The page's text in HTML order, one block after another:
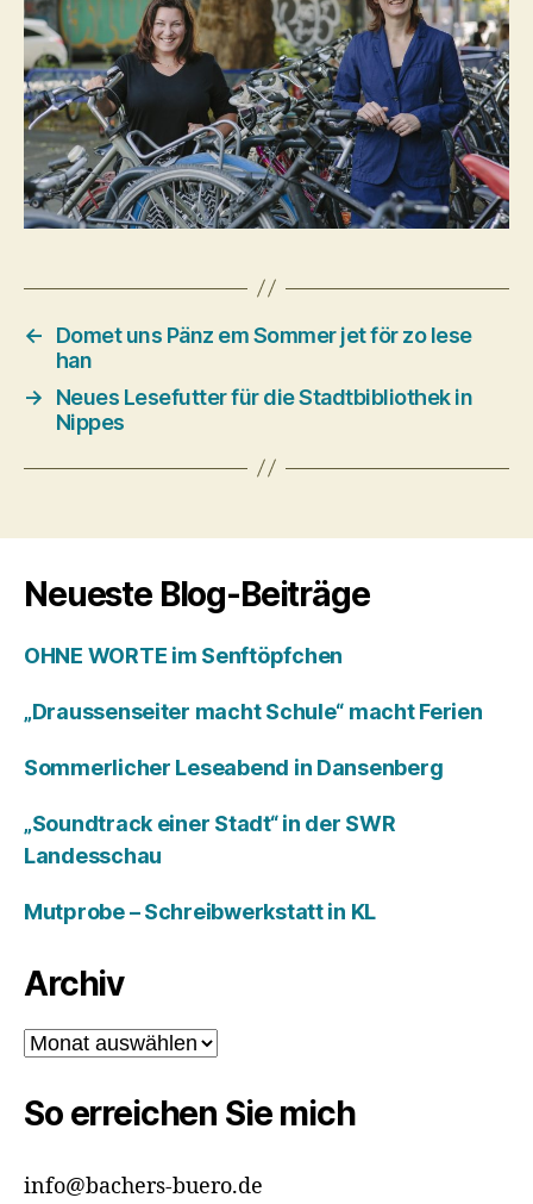
←
Domet uns Pänz em Sommer jet för zo lese
han
→
Neues Lesefutter für die Stadtbibliothek in
Nippes
Neueste Blog-Beiträge
OHNE WORTE im Senftöpfchen
„Draussenseiter macht Schule“ macht Ferien
Sommerlicher Leseabend in Dansenberg
„Soundtrack einer Stadt“ in der SWR
Landesschau
Mutprobe – Schreibwerkstatt in KL
Archiv
Archiv
So erreichen Sie mich
info@bachers-buero.de